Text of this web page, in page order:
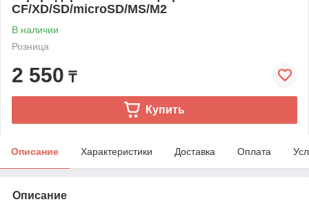
CF/XD/SD/microSD/MS/M2
В наличии
Розница
2 550 ₸
Купить
Описание Характеристики Доставка Оплата
Описание